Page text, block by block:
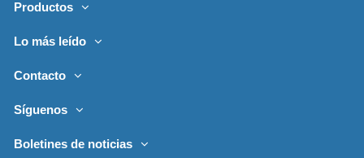
Productos
Lo más leído
Contacto
Síguenos
Boletines de noticias